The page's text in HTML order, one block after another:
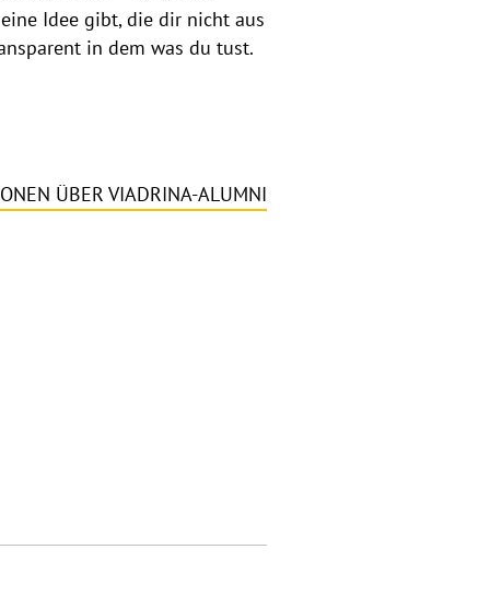
Idee gibt, die dir nicht aus
in dem was du tust.
ÜBER VIADRINA-ALUMNI